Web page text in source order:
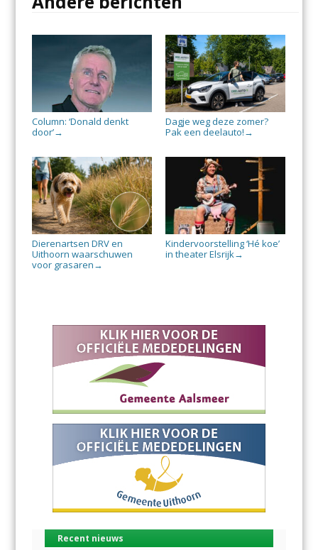
Column: ‘Donald denkt
door’→
Dagje weg deze zomer?
Pak een deelauto! →
Dierenartsen DRV en
Uithoorn waarschuwen
voor grasaren →
Kindervoorstelling ‘Hé koe’
in theater Elsrijk→
Recent nieuws